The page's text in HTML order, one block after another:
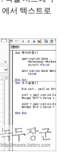
에서 텍스트로